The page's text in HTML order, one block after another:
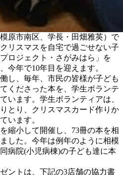
原市南区、学長・田畑雅英）で
リスマスを自宅で過ごせない子
ロジェクト・さがみはら」を
今年で10年目を迎えます。
し、毎年、市民の皆様が子ども
くださった本を、学生ボランテ
います。学生ボランティアは、
とり、クリスマスカード作りか
います。
縮小して開催し、73冊の本を相
した。今年は例年のように相模
病院(小児病棟)の子ども達に本
ントは、下記の3店舗の協力書